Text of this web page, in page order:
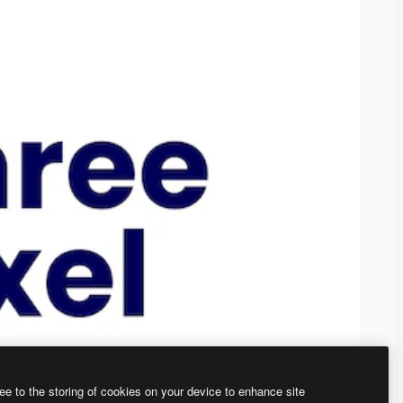
to the storing of cookies on your device to enhance site